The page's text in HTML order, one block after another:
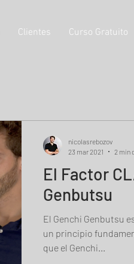
Clientes Curso Gratuito
El Factor
Genbutsu
El Genchi Genbutsu
un principio
que el Genchi...
nicolasrebozov
23 mar 2021
2 min